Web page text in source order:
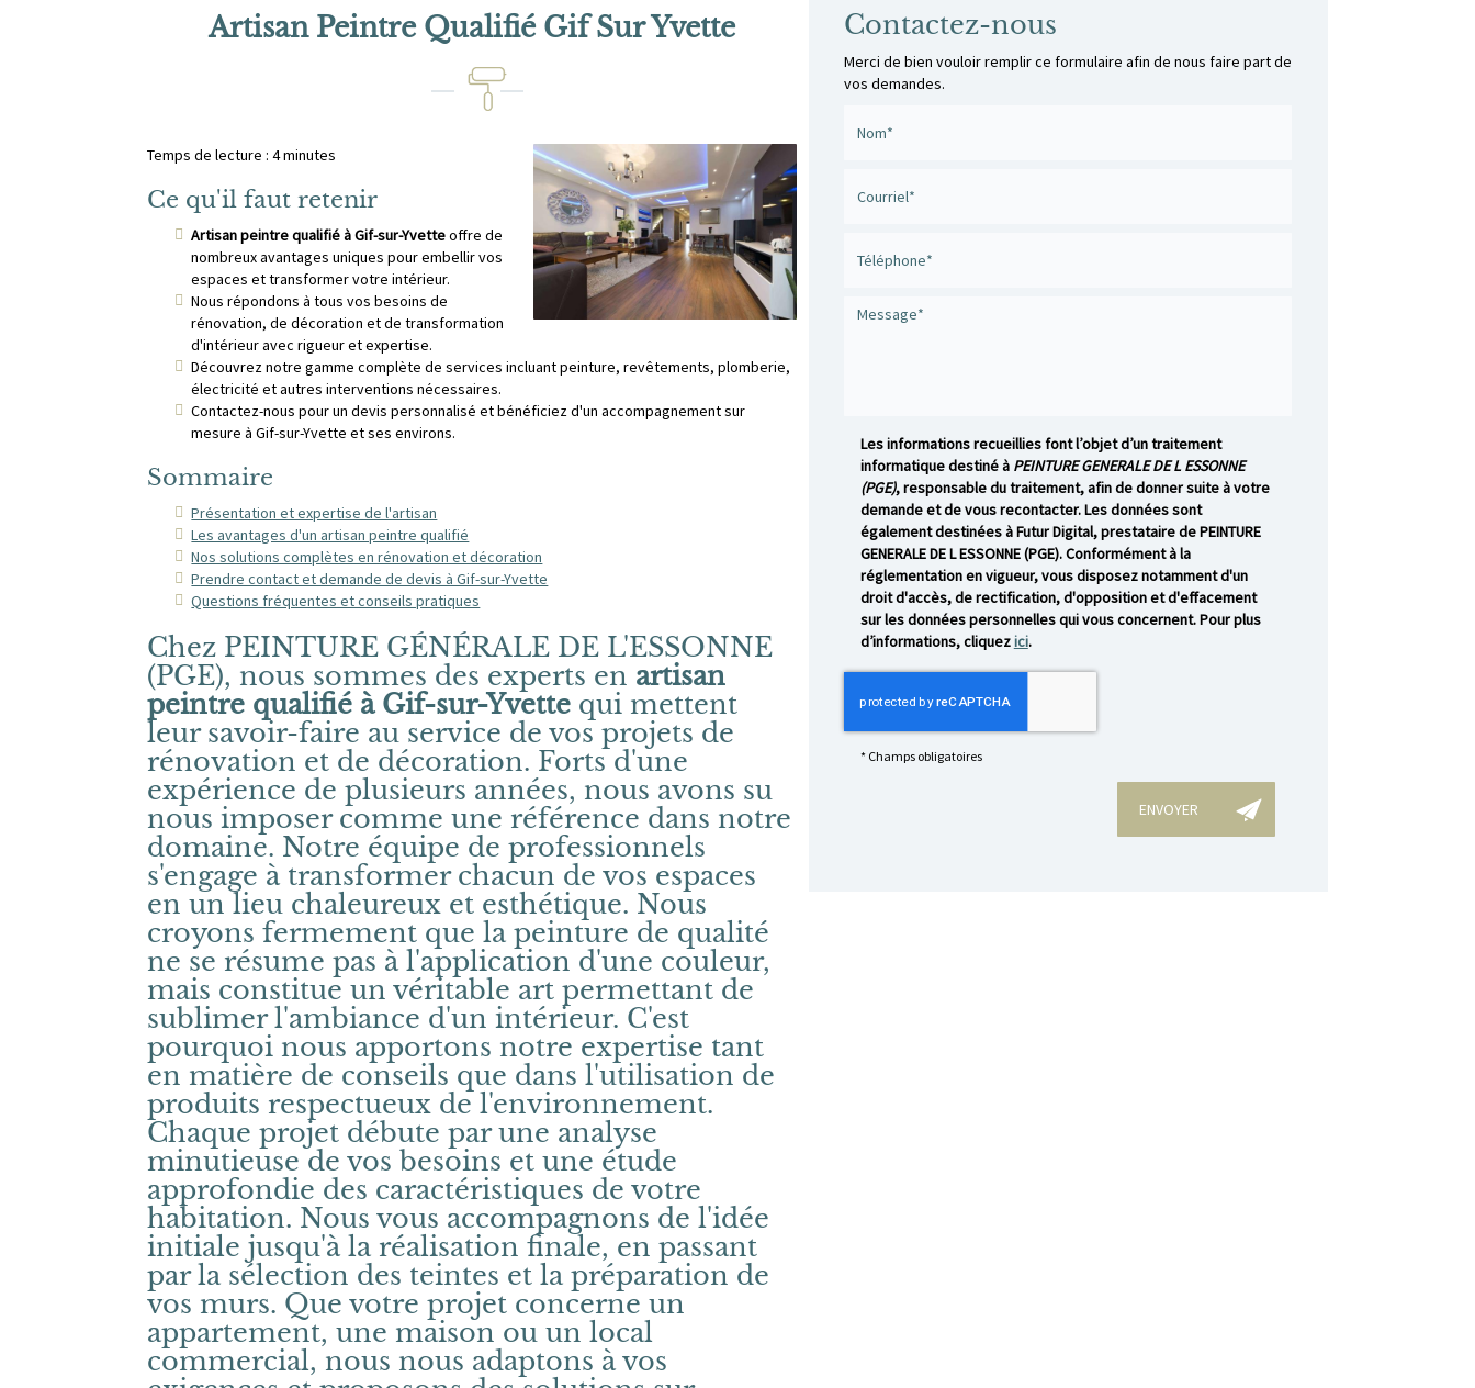
Artisan Peintre Qualifié Gif Sur Yvette
Temps de lecture : 4 minutes
Ce qu'il faut retenir
Artisan peintre qualifié à Gif-sur-Yvetteoffre de
nombreux avantages uniques pour embellir vos
espaces et transformer votre intérieur.
Nous répondons à tous vos besoins de
rénovation, de décoration et de transformation
d'intérieur avec rigueur et expertise.
Découvrez notre gamme complète de services incluant peinture, revêtements, plomberie,
électricité et autres interventions nécessaires.
Contactez-nous pour un devis personnalisé et bénéficiez d'un accompagnement sur
mesure à Gif-sur-Yvette et ses environs.
Sommaire
Présentation et expertise de l'artisan
Les avantages d'un artisan peintre qualifié
Nos solutions complètes en rénovation et décoration
Prendre contact et demande de devis à Gif-sur-Yvette
Questions fréquentes et conseils pratiques
Chez PEINTURE GÉNÉRALE DE L'ESSONNE
(PGE), nous sommes des experts en artisan
peintre qualifié à Gif-sur-Yvette qui mettent
leur savoir-faire au service de vos projets de
rénovation et de décoration. Forts d'une
expérience de plusieurs années, nous avons su
nous imposer comme une référence dans notre
domaine. Notre équipe de professionnels
s'engage à transformer chacun de vos espaces
en un lieu chaleureux et esthétique. Nous
croyons fermement que la peinture de qualité
ne se résume pas à l'application d'une couleur,
mais constitue un véritable art permettant de
sublimer l'ambiance d'un intérieur. C'est
pourquoi nous apportons notre expertise tant
en matière de conseils que dans l'utilisation de
produits respectueux de l'environnement.
Chaque projet débute par une analyse
minutieuse de vos besoins et une étude
approfondie des caractéristiques de votre
habitation. Nous vous accompagnons de l'idée
initiale jusqu'à la réalisation finale, en passant
par la sélection des teintes et la préparation de
vos murs. Que votre projet concerne un
appartement, une maison ou un local
commercial, nous nous adaptons à vos
Contactez-nous
Merci de bien vouloir remplir ce formulaire afin de nous faire part de
vos demandes.
Les informations recueillies font l’objet d’un traitement
informatique destiné àPEINTURE GENERALE DE L ESSONNE
(PGE), responsable du traitement, afin de donner suite à votre
demande et de vous recontacter. Les données sont
également destinées à Futur Digital, prestataire de PEINTURE
GENERALE DE L ESSONNE (PGE). Conformément à la
réglementation en vigueur, vous disposez notamment d'un
droit d'accès, de rectification, d'opposition et d'effacement
sur les données personnelles qui vous concernent. Pour plus
d’informations, cliquezici.
* Champs obligatoires